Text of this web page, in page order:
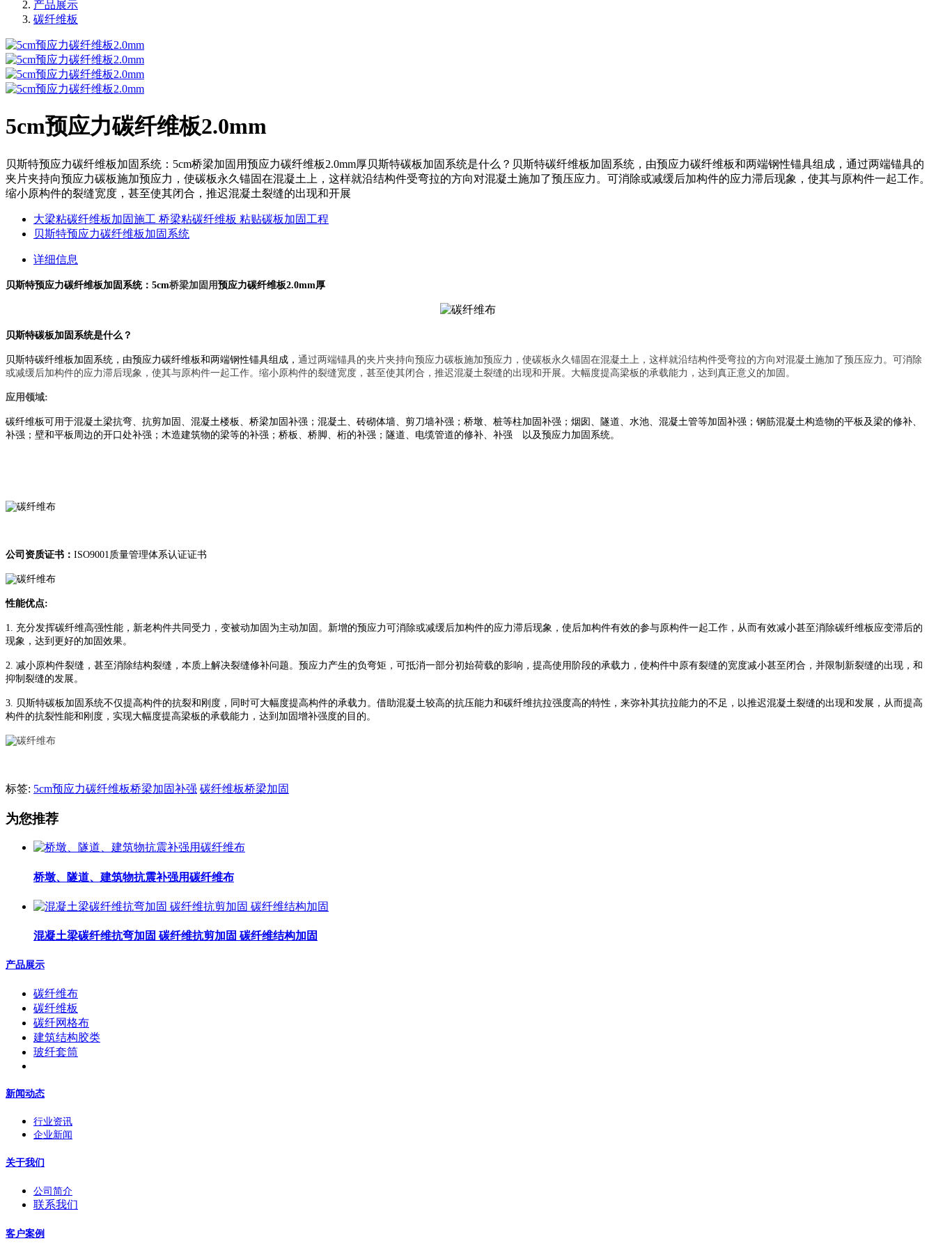
产品展示
碳纤维板
5cm预应力碳纤维板2.0mm
贝斯特预应力碳纤维板加固系统：5cm桥梁加固用预应力碳纤维板2.0mm厚贝斯特碳板加固系统是什么？贝斯特碳纤维板加固系统，由预应力碳纤维板和两端钢性锚具组成，通过两端锚具的
夹片夹持向预应力碳板施加预应力，使碳板永久锚固在混凝土上，这样就沿结构件受弯拉的方向对混凝土施加了预压应力。可消除或减缓后加构件的应力滞后现象，使其与原构件一起工作。
缩小原构件的裂缝宽度，甚至使其闭合，推迟混凝土裂缝的出现和开展
大梁粘碳纤维板加固施工 桥梁粘碳纤维板 粘贴碳板加固工程
贝斯特预应力碳纤维板加固系统
详细信息
贝斯特预应力碳纤维板加固系统： 5cm桥梁加固用预应力碳纤维板2.0mm厚
贝斯特碳板加固系统是什么？
贝斯特碳纤维板加固系统，由预应力碳纤维板和两端钢性锚具组成， 通过两端锚具的夹片夹持向预应力碳板施加预应力，使碳板永久锚固在混凝土上，这样就沿结构件受弯拉的方向对混凝土施加了预压应力。可消除
或减缓后加构件的应力滞后现象，使其与原构件一起工作。缩小原构件的裂缝宽度，甚至使其闭合，推迟混凝土裂缝的出现和开展。大幅度提高梁板的承载能力，达到真正意义的加固。
应用领域:
碳纤维板可用于混凝土梁抗弯、抗剪加固、混凝土楼板、桥梁加固补强；混凝土、砖砌体墙、剪刀墙补强；桥墩、桩等柱加固补强；烟囱、隧道、水池、混凝土管等加固补强；钢筋混凝土构造物的平板及梁的修补、
补强；壁和平板周边的开口处补强；木造建筑物的梁等的补强；桥板、桥脚、桁的补强；隧道、电缆管道的修补、补强 以及预应力加固系统。
公司资质证书： ISO9001质量管理体系认证证书
性能优点:
1. 充分发挥碳纤维高强性能，新老构件共同受力，变被动加固为主动加固。新增的预应力可消除或减缓后加构件的应力滞后现象，使后加构件有效的参与原构件一起工作，从而有效减小甚至消除碳纤维板应变滞后的
现象，达到更好的加固效果。
2. 减小原构件裂缝，甚至消除结构裂缝，本质上解决裂缝修补问题。预应力产生的负弯矩，可抵消一部分初始荷载的影响，提高使用阶段的承载力，使构件中原有裂缝的宽度减小甚至闭合，并限制新裂缝的出现，和
抑制裂缝的发展。
3.
贝斯特碳板加固系统不仅提高构件的抗裂和刚度，同时可大幅度提高构件的承载力。借助混凝土较高的抗压能力和碳纤维抗拉强度高的特性，来弥补其抗拉能力的不足，以推迟混凝土裂缝的出现和发展，从而提高
构件的抗裂性能和刚度，实现大幅度提高梁板的承载能力，达到加固增补强度的目的。
标签: 5cm预应力碳纤维板桥梁加固补强 碳纤维板桥梁加固
为您推荐
桥墩、隧道、建筑物抗震补强用碳纤维布
混凝土梁碳纤维抗弯加固 碳纤维抗剪加固 碳纤维结构加固
产品展示
碳纤维布
碳纤维板
碳纤网格布
建筑结构胶类
玻纤套筒
新闻动态
行业资讯
企业新闻
关于我们
公司简介
联系我们
客户案例